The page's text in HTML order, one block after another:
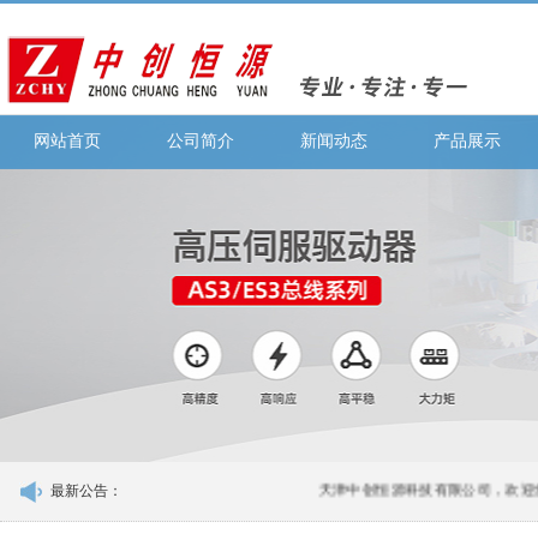
网站首页 公司简介 新闻动态 产品展示
最新公告： 天津中创恒源科技有限公司，欢迎您